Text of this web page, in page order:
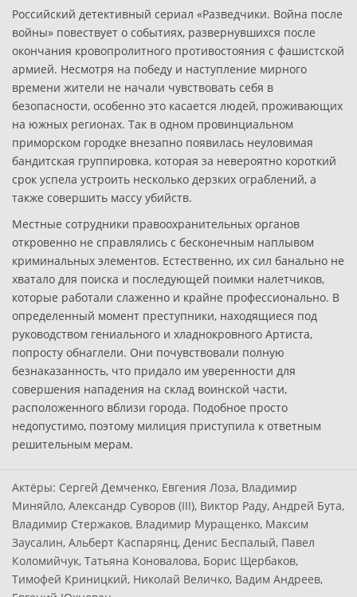
Российский детективный сериал «Разведчики. Война после
войны» повествует о событиях, развернувшихся после
окончания кровопролитного противостояния с фашистской
армией. Несмотря на победу и наступление мирного
времени жители не начали чувствовать себя в
безопасности, особенно это касается людей, проживающих
на южных регионах. Так в одном провинциальном
приморском городке внезапно появилась неуловимая
бандитская группировка, которая за невероятно короткий
срок успела устроить несколько дерзких ограблений, а
также совершить массу убийств.
Местные сотрудники правоохранительных органов
откровенно не справлялись с бесконечным наплывом
криминальных элементов. Естественно, их сил банально не
хватало для поиска и последующей поимки налетчиков,
которые работали слаженно и крайне профессионально. В
определенный момент преступники, находящиеся под
руководством гениального и хладнокровного Артиста,
попросту обнаглели. Они почувствовали полную
безнаказанность, что придало им уверенности для
совершения нападения на склад воинской части,
расположенного вблизи города. Подобное просто
недопустимо, поэтому милиция приступила к ответным
решительным мерам.
Актёры: Сергей Демченко, Евгения Лоза, Владимир
Миняйло, Александр Суворов (III), Виктор Раду, Андрей Бута,
Владимир Стержаков, Владимир Муращенко, Максим
Заусалин, Альберт Каспарянц, Денис Беспалый, Павел
Коломийчук, Татьяна Коновалова, Борис Щербаков,
Тимофей Криницкий, Николай Величко, Вадим Андреев,